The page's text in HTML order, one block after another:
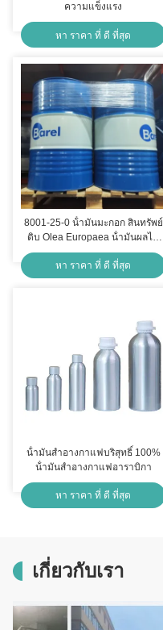
ความแข็งแรง
หา ราคา ที่ ดี ที่สุด
8001-25-0 น้ํามันมะกอก สินทรัพย์
ดิบ Olea Europaea น้ํามันผลไม้
สําหรับผิวหนัง
หา ราคา ที่ ดี ที่สุด
น้ํามันสําอางกาแฟบริสุทธิ์ 100%
น้ํามันสําอางกาแฟอาราบิกา
หา ราคา ที่ ดี ที่สุด
เกี่ยวกับเรา